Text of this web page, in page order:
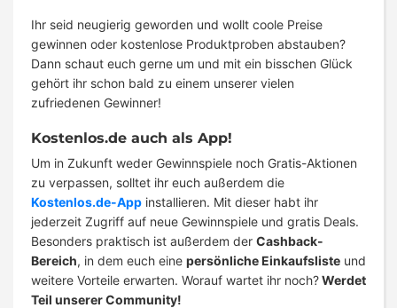
Ihr seid neugierig geworden und wollt coole Preise
gewinnen oder kostenlose Produktproben abstauben?
Dann schaut euch gerne um und mit ein bisschen Glück
gehört ihr schon bald zu einem unserer vielen
zufriedenen Gewinner!
Kostenlos.de auch als App!
Um in Zukunft weder Gewinnspiele noch Gratis-Aktionen
zu verpassen, solltet ihr euch außerdem die
Kostenlos.de-App installieren. Mit dieser habt ihr
jederzeit Zugriff auf neue Gewinnspiele und gratis Deals.
Besonders praktisch ist außerdem der Cashback-
Bereich, in dem euch eine persönliche Einkaufsliste und
weitere Vorteile erwarten. Worauf wartet ihr noch?Werdet
Teil unserer Community!